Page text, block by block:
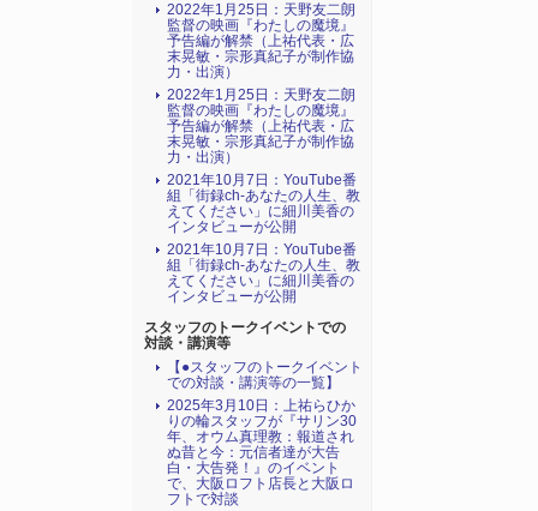
2022年1月25日：天野友二朗
監督の映画『わたしの魔境』
予告編が解禁（上祐代表・広
末晃敏・宗形真紀子が制作協
力・出演）
2022年1月25日：天野友二朗
監督の映画『わたしの魔境』
予告編が解禁（上祐代表・広
末晃敏・宗形真紀子が制作協
力・出演）
2021年10月7日：YouTube番
組「街録ch-あなたの人生、教
えてください」に細川美香の
インタビューが公開
2021年10月7日：YouTube番
組「街録ch-あなたの人生、教
えてください」に細川美香の
インタビューが公開
スタッフのトークイベントでの
対談・講演等
【●スタッフのトークイベント
での対談・講演等の一覧】
2025年3月10日：上祐らひか
りの輪スタッフが『サリン30
年、オウム真理教：報道され
ぬ昔と今：元信者達が大告
白・大告発！』のイベント
で、大阪ロフト店長と大阪ロ
フトで対談